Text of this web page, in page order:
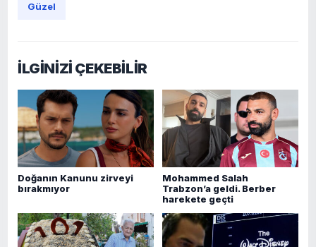
Güzel
İLGİNİZİ ÇEKEBİLİR
Doğanın Kanunu zirveyi
bırakmıyor
Mohammed Salah
Trabzon’a geldi. Berber
harekete geçti